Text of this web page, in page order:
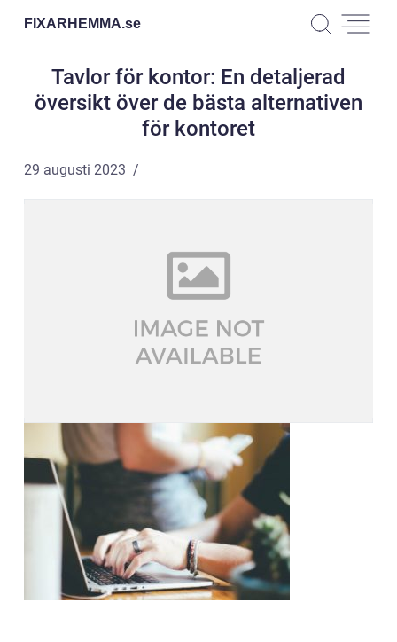
FIXARHEMMA.se
Tavlor för kontor: En detaljerad
översikt över de bästa alternativen
för kontoret
29 augusti 2023